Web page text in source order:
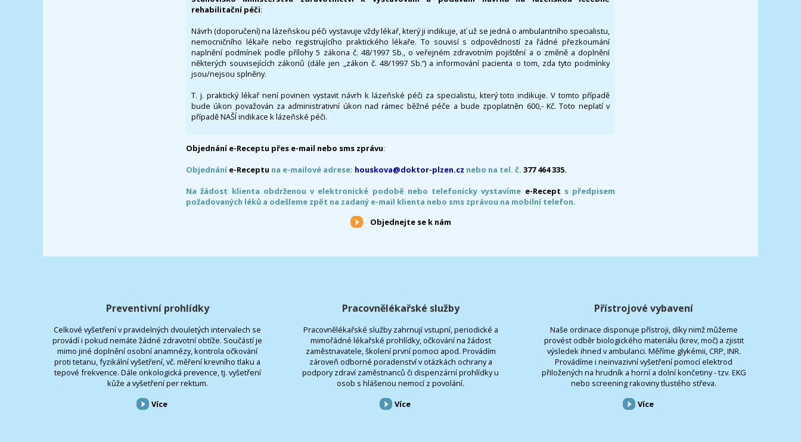
rehabilitační péči:
Návrh (doporučení) na lázeňskou péči vystavuje vždy lékař, který ji indikuje, ať už se jedná o ambulantního specialistu,
nemocničního lékaře nebo registrujícího praktického lékaře. To souvisí s odpovědností za řádné přezkoumání
naplnění podmínek podle přílohy 5 zákona č. 48/1997 Sb., o veřejném zdravotním pojištění a o změně a doplnění
některých souvisejících zákonů (dále jen „zákon č. 48/1997 Sb.“) a informování pacienta o tom, zda tyto podmínky
jsou/nejsou splněny.
T. j. praktický lékař není povinen vystavit návrh k lázeňské péči za specialistu, který toto indikuje. V tomto případě
bude úkon považován za administrativní úkon nad rámec běžné péče a bude zpoplatněn 600,- Kč. Toto neplatí v
případě NAŠÍ indikace k lázeňské péči.
Objednání e-Receptu přes e-mail nebo sms zprávu:
Objednáníe-Receptu na e-mailové adrese: houskova@doktor-plzen.cz nebo na tel. č. 377 464 335.
Na žádost klienta obdrženou v elektronické podobě nebo telefonicky vystavíme e-Recept s předpisem
požadovaných léků a odešleme zpět na zadaný e-mail klienta nebo sms zprávou na mobilní telefon.
Objednejte se k nám
Preventivní prohlídky
Celkové vyšetření v pravidelných dvouletých intervalech se
provádí i pokud nemáte žádné zdravotní obtíže. Součástí je
mimo jiné doplnění osobní anamnézy, kontrola očkování
proti tetanu, fyzikální vyšetření, vč. měření krevního tlaku a
tepové frekvence. Dále onkologická prevence, tj. vyšetření
kůže a vyšetření per rektum.
Více
Pracovnělékařské služby
Pracovnělékařské služby zahrnují vstupní, periodické a
mimořádné lékařské prohlídky, očkování na žádost
zaměstnavatele, školení první pomoci apod. Provádím
zároveň odborné poradenství v otázkách ochrany a
podpory zdraví zaměstnanců či dispenzární prohlídky u
osob s hlášenou nemocí z povolání.
Více
Přístrojové vybavení
Naše ordinace disponuje přístroji, díky nimž můžeme
provést odběr biologického materiálu (krev, moč) a zjistit
výsledek ihned v ambulanci. Měříme glykémii, CRP, INR.
Provádíme i neinvazivní vyšetření pomocí elektrod
přiložených na hrudník a horní a dolní končetiny - tzv. EKG
nebo screening rakoviny tlustého střeva.
Více